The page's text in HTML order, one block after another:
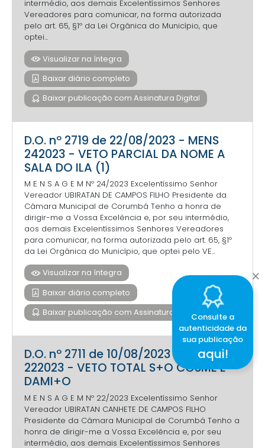
intermédio, aos demais Excelentíssimos Senhores
Vereadores para comunicar, na forma autorizada
pelo art. 65, §1º da Lei Orgânica do Município, que
optei...
Visualizar na íntegra
Baixar diário completo
Baixar publicação com Assinatura Digital
D.O. nº 2719 de 22/08/2023 - MENS
242023 - VETO PARCIAL DA NOME A
SALA DO ILA (1)
M E N S A G E M Nº 24/2023 Excelentíssimo Senhor
Vereador UBIRATAN DE CAMPOS FILHO Presidente da
Câmara Municipal de Corumbá Tenho a honra de
dirigir-me a Vossa Excelência e, por seu intermédio,
aos demais Excelentíssimos Senhores Vereadores
para comunicar, na forma autorizada pelo art. 65, §1º
da Lei Orgânica do Município, que optei pelo VE...
Visualizar na íntegra
Baixar diário completo
Baixar publicação com Assinatura Digital
D.O. nº 2711 de 10/08/2023 - MENS
222023 - VETO TOTAL S+O COSME E
DAMI+O
M E N S A G E M Nº 22/2023 Excelentíssimo Senhor
Vereador UBIRATAN CANHETE DE CAMPOS FILHO
Presidente da Câmara Municipal de Corumbá Tenho a
honra de dirigir-me a Vossa Excelência e, por seu
intermédio, aos demais Excelentíssimos Senhores
Consulte a
autenticidade da
sua publicação
aqui!